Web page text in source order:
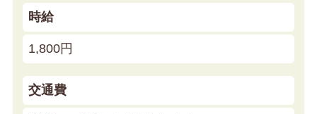
時給
1,800円
交通費